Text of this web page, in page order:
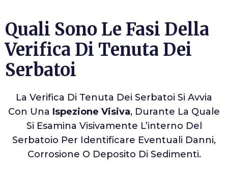
Quali Sono Le Fasi Della
Verifica Di Tenuta Dei
Serbatoi
La Verifica Di Tenuta Dei Serbatoi Si Avvia
Con Una Ispezione Visiva, Durante La Quale
Si Esamina Visivamente L’interno Del
Serbatoio Per Identificare Eventuali Danni,
Corrosione O Deposito Di Sedimenti.